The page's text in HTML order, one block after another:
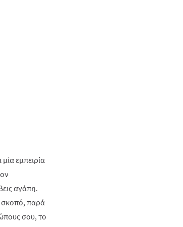
εμπειρία
αγάπη.
σκοπό, παρά
σου, το